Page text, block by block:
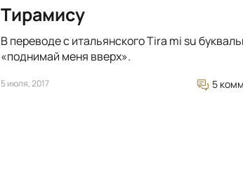
Тирамису
В переводе с итальянского Tira mi su
«поднимай меня вверх».
5 июля, 2017 5